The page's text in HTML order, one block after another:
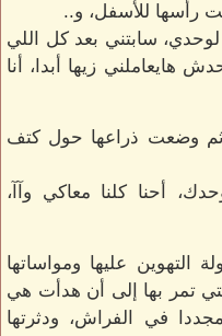
رأسها للأسفل، و..
سابتني بعد كل اللي
هايعاملني زيها أبدا، أنا
وضعت ذراعها حول كتف
أحنا كلنا معاكي وآآ،
عليها ومواساتها
تمر بها إلى أن هدأت هي
في الفراش، ودثرتها